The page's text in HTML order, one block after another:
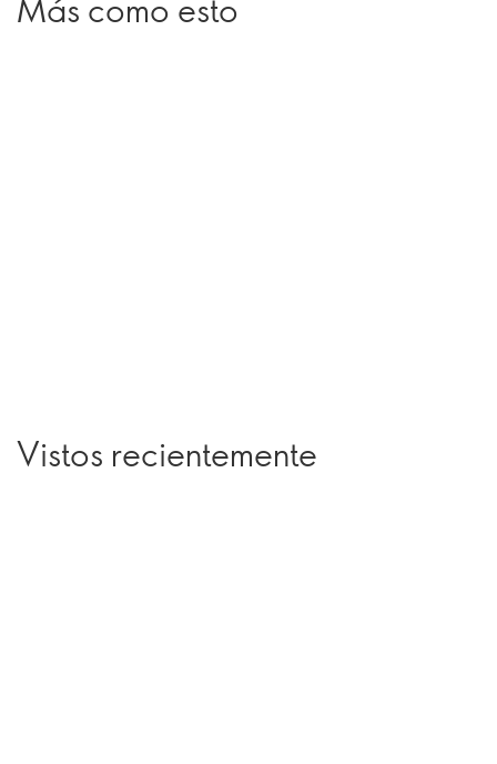
Más como esto
Vistos recientemente